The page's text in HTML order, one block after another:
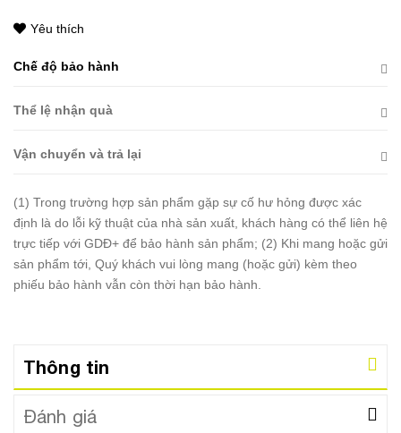
Yêu thích
Chế độ bảo hành
Thể lệ nhận quà
Vận chuyển và trả lại
(1) Trong trường hợp sản phẩm gặp sự cố hư hỏng được xác
định là do lỗi kỹ thuật của nhà sản xuất, khách hàng có thể liên hệ
trực tiếp với GDĐ+ để bảo hành sản phẩm; (2) Khi mang hoặc gửi
sản phẩm tới, Quý khách vui lòng mang (hoặc gửi) kèm theo
phiếu bảo hành vẫn còn thời hạn bảo hành.
Thông tin
Đánh giá